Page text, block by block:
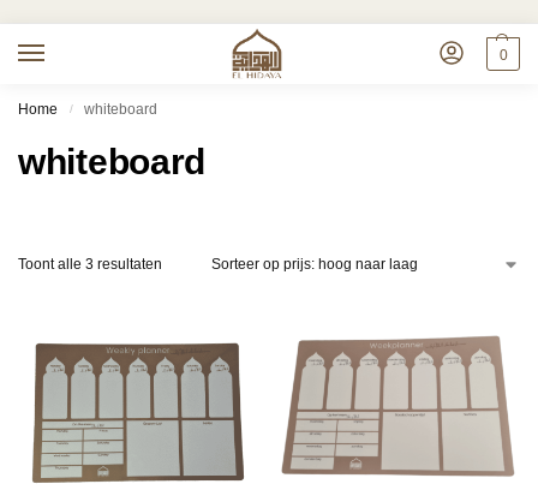
0
Home / whiteboard
whiteboard
Toont alle 3 resultaten